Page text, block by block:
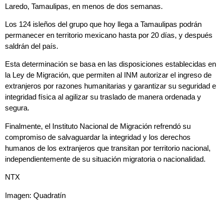
Laredo, Tamaulipas, en menos de dos semanas.
Los 124 isleños del grupo que hoy llega a Tamaulipas podrán
permanecer en territorio mexicano hasta por 20 días, y después
saldrán del país.
Esta determinación se basa en las disposiciones establecidas en
la Ley de Migración, que permiten al INM autorizar el ingreso de
extranjeros por razones humanitarias y garantizar su seguridad e
integridad física al agilizar su traslado de manera ordenada y
segura.
Finalmente, el Instituto Nacional de Migración refrendó su
compromiso de salvaguardar la integridad y los derechos
humanos de los extranjeros que transitan por territorio nacional,
independientemente de su situación migratoria o nacionalidad.
NTX
Imagen: Quadratín